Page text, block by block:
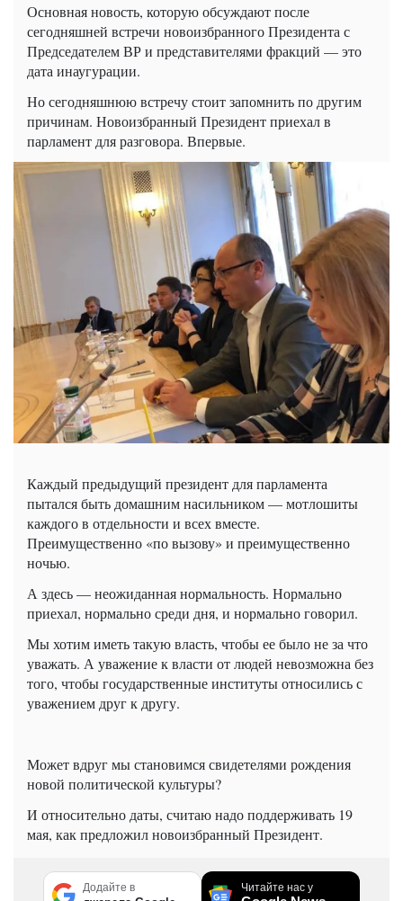
Основная новость, которую обсуждают после
сегодняшней встречи новоизбранного Президента с
Председателем ВР и представителями фракций — это
дата инаугурации.
Но сегодняшнюю встречу стоит запомнить по другим
причинам. Новоизбранный Президент приехал в
парламент для разговора. Впервые.
Каждый предыдущий президент для парламента
пытался быть домашним насильником — мотлошиты
каждого в отдельности и всех вместе.
Преимущественно «по вызову» и преимущественно
ночью.
А здесь — неожиданная нормальность. Нормально
приехал, нормально среди дня, и нормально говорил.
Мы хотим иметь такую ​​власть, чтобы ее было не за что
уважать. А уважение к власти от людей невозможна без
того, чтобы государственные институты относились с
уважением друг к другу.
Может вдруг мы становимся свидетелями рождения
новой политической культуры?
И относительно даты, считаю надо поддерживать 19
мая, как предложил новоизбранный Президент.
Додайте в Читайте нас у